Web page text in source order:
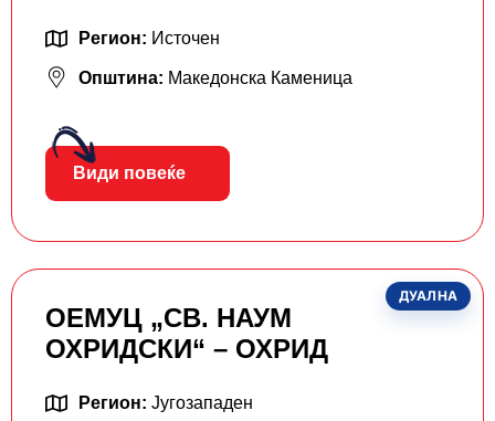
Регион: Источен
Општина: Македонска Каменица
Види повеќе
ДУАЛНА
ОЕМУЦ „СВ. НАУМ
ОХРИДСКИ“ – ОХРИД
Регион: Југозападен